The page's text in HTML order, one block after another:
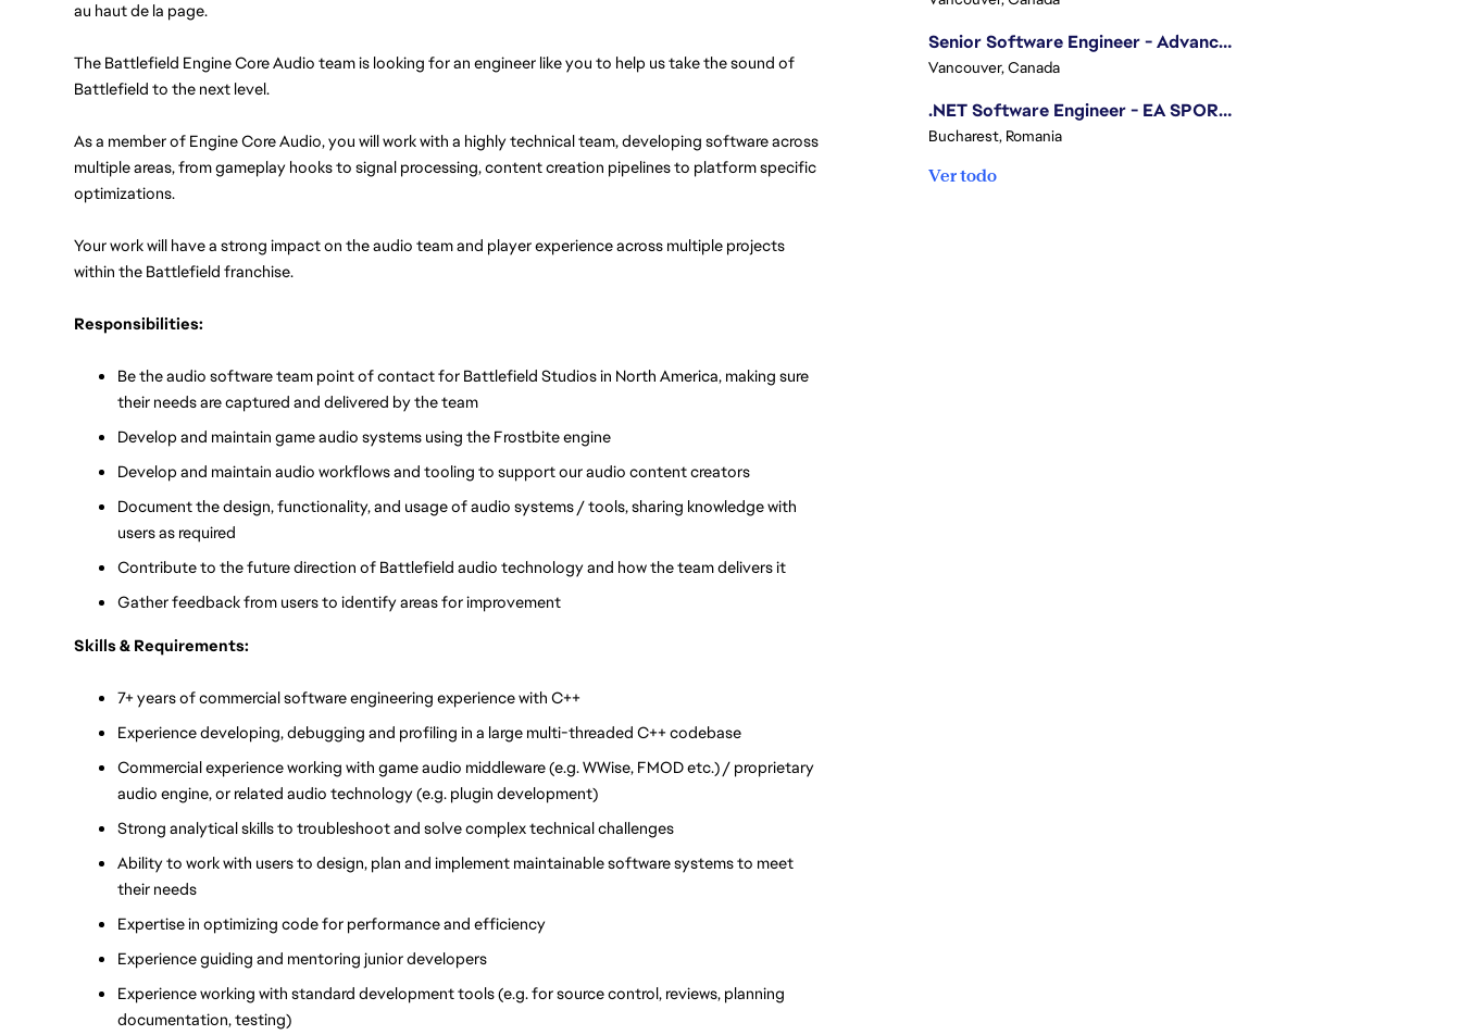
au haut de la page.
The Battlefield Engine Core Audio team is looking for an engineer like you to help us take the sound of
Battlefield to the next level.
As a member of Engine Core Audio, you will work with a highly technical team, developing software across
multiple areas, from gameplay hooks to signal processing, content creation pipelines to platform specific
optimizations.
Your work will have a strong impact on the audio team and player experience across multiple projects
within the Battlefield franchise.
Responsibilities:
Be the audio software team point of contact for Battlefield Studios in North America, making sure
their needs are captured and delivered by the team
Develop and maintain game audio systems using the Frostbite engine
Develop and maintain audio workflows and tooling to support our audio content creators
Document the design, functionality, and usage of audio systems / tools, sharing knowledge with
users as required
Contribute to the future direction of Battlefield audio technology and how the team delivers it
Gather feedback from users to identify areas for improvement
Skills & Requirements:
7+ years of commercial software engineering experience with C++
Experience developing, debugging and profiling in a large multi-threaded C++ codebase
Commercial experience working with game audio middleware (e.g.WWise, FMOD etc.) / proprietary
audio engine, or related audio technology (e.g. plugin development)
Strong analytical skills to troubleshoot and solve complex technical challenges
Ability to work with users to design, plan and implement maintainable software systems to meet
their needs
Expertise in optimizing code for performance and efficiency
Experience guiding and mentoring junior developers
Experience working with standard development tools (e.g. for source control, reviews, planning
documentation, testing)
Senior Software Engineer - Advanced Technology Group
Vancouver, Canada
.NET Software Engineer - EA SPORTS™ FC
Bucharest, Romania
Ver todo